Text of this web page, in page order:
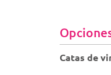
Catas de